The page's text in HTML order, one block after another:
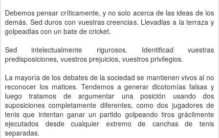
Debemos pensar críticamente, y no solo acerca de las ideas de los
demás. Sed duros con vuestras creencias. Llevadlas a la terraza y
golpeadlas con un bate de cricket.
Sed intelectualmente rigurosos. Identificad vuestras
predisposiciones, vuestros prejuicios, vuestros privilegios.
La mayoría de los debates de la sociedad se mantienen vivos al no
reconocer los matices. Tendemos a generar dicotomías falsas y
luego tratamos de argumentar una posición usando dos
suposiciones completamente diferentes, como dos jugadores de
tenis que intentan ganar un partido golpeando tiros grácilmente
ejecutados desde cualquier extremo de canchas de tenis
separadas.